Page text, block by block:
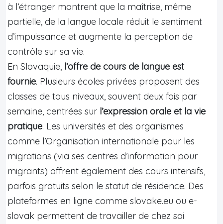
à l’étranger montrent que la maîtrise, même
partielle, de la langue locale réduit le sentiment
d’impuissance et augmente la perception de
contrôle sur sa vie.
En Slovaquie, l’offre de cours de langue est
fournie. Plusieurs écoles privées proposent des
classes de tous niveaux, souvent deux fois par
semaine, centrées sur l’expression orale et la vie
pratique. Les universités et des organismes
comme l’Organisation internationale pour les
migrations (via ses centres d’information pour
migrants) offrent également des cours intensifs,
parfois gratuits selon le statut de résidence. Des
plateformes en ligne comme slovake.eu ou e-
slovak permettent de travailler de chez soi